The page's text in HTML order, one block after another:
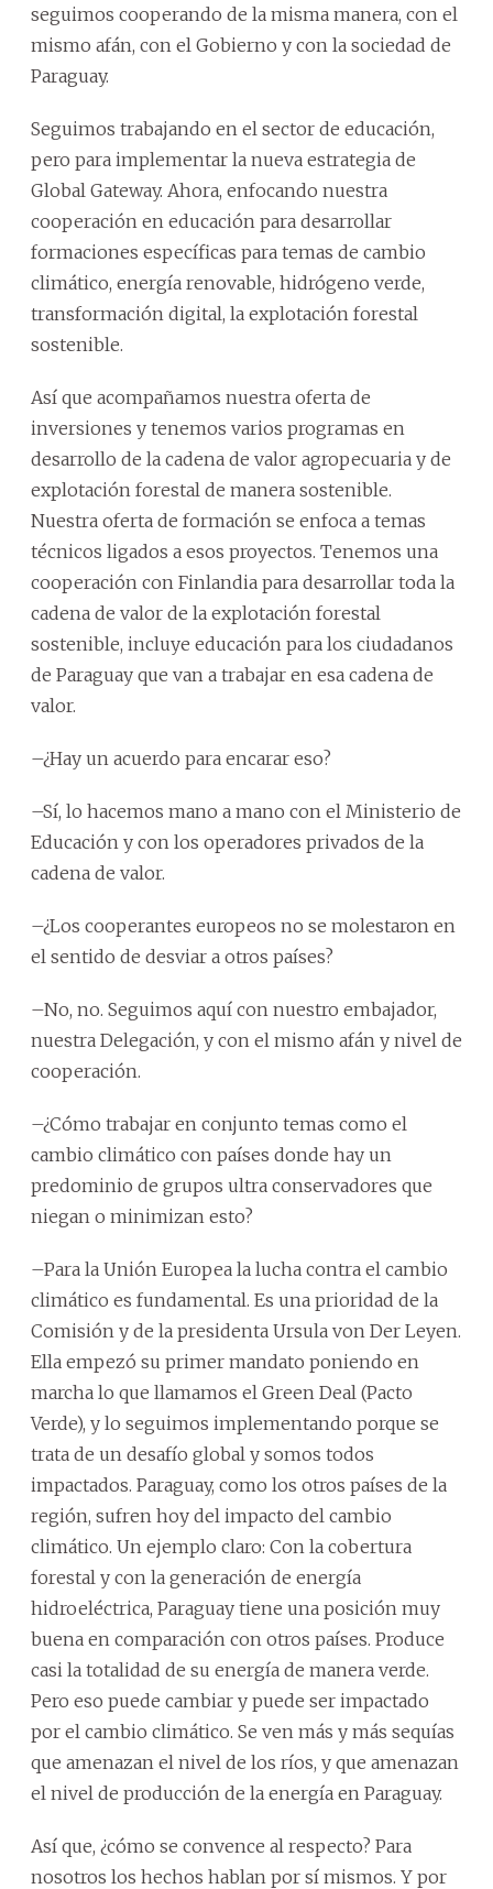
seguimos cooperando de la misma manera, con el
mismo afán, con el Gobierno y con la sociedad de
Paraguay.
Seguimos trabajando en el sector de educación,
pero para implementar la nueva estrategia de
Global Gateway. Ahora, enfocando nuestra
cooperación en educación para desarrollar
formaciones específicas para temas de cambio
climático, energía renovable, hidrógeno verde,
transformación digital, la explotación forestal
sostenible.
Así que acompañamos nuestra oferta de
inversiones y tenemos varios programas en
desarrollo de la cadena de valor agropecuaria y de
explotación forestal de manera sostenible.
Nuestra oferta de formación se enfoca a temas
técnicos ligados a esos proyectos. Tenemos una
cooperación con Finlandia para desarrollar toda la
cadena de valor de la explotación forestal
sostenible, incluye educación para los ciudadanos
de Paraguay que van a trabajar en esa cadena de
valor.
–¿Hay un acuerdo para encarar eso?
–Sí, lo hacemos mano a mano con el Ministerio de
Educación y con los operadores privados de la
cadena de valor.
–¿Los cooperantes europeos no se molestaron en
el sentido de desviar a otros países?
–No, no. Seguimos aquí con nuestro embajador,
nuestra Delegación, y con el mismo afán y nivel de
cooperación.
–¿Cómo trabajar en conjunto temas como el
cambio climático con países donde hay un
predominio de grupos ultra conservadores que
niegan o minimizan esto?
–Para la Unión Europea la lucha contra el cambio
climático es fundamental. Es una prioridad de la
Comisión y de la presidenta Ursula von Der Leyen.
Ella empezó su primer mandato poniendo en
marcha lo que llamamos el Green Deal (Pacto
Verde), y lo seguimos implementando porque se
trata de un desafío global y somos todos
impactados. Paraguay, como los otros países de la
región, sufren hoy del impacto del cambio
climático. Un ejemplo claro: Con la cobertura
forestal y con la generación de energía
hidroeléctrica, Paraguay tiene una posición muy
buena en comparación con otros países. Produce
casi la totalidad de su energía de manera verde.
Pero eso puede cambiar y puede ser impactado
por el cambio climático. Se ven más y más sequías
que amenazan el nivel de los ríos, y que amenazan
el nivel de producción de la energía en Paraguay.
Así que, ¿cómo se convence al respecto? Para
nosotros los hechos hablan por sí mismos. Y por